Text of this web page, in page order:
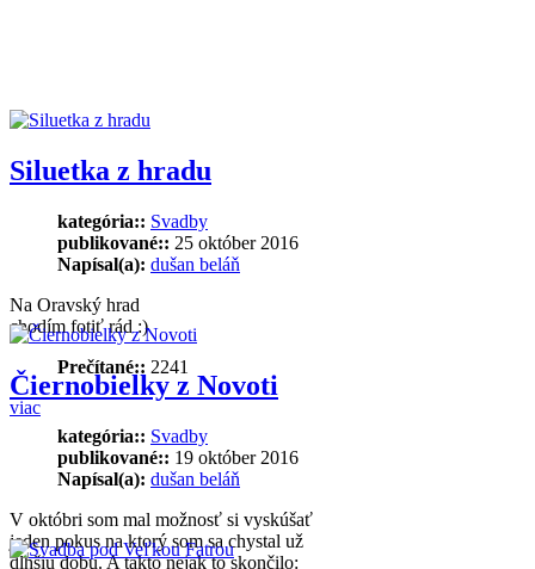
Siluetka z hradu
kategória:: Svadby
publikované:: 25 október 2016
Napísal(a): dušan beláň
Na Oravský hrad
chodím fotiť rád :)
Prečítané:: 2241
viac
Čiernobielky z Novoti
kategória:: Svadby
publikované:: 19 október 2016
Napísal(a): dušan beláň
V októbri som mal možnosť si vyskúšať
jeden pokus na ktorý som sa chystal už
dlhšiu dobu. A takto nejak to skončilo: